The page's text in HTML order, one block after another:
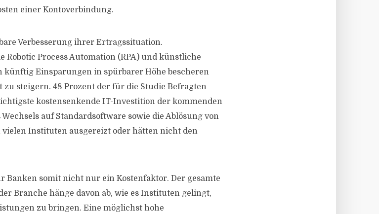
einer Kontoverbindung.
Verbesserung ihrer Ertragssituation.
Robotic Process Automation (RPA) und künstliche
künftig Einsparungen in spürbarer Höhe bescheren
steigern. 48 Prozent der für die Studie Befragten
kostensenkende IT-Investition der kommenden
auf Standardsoftware sowie die Ablösung von
Instituten ausgereizt oder hätten nicht den
Banken somit nicht nur ein Kostenfaktor. Der gesamte
Branche hänge davon ab, wie es Instituten gelingt,
zu bringen. Eine möglichst hohe